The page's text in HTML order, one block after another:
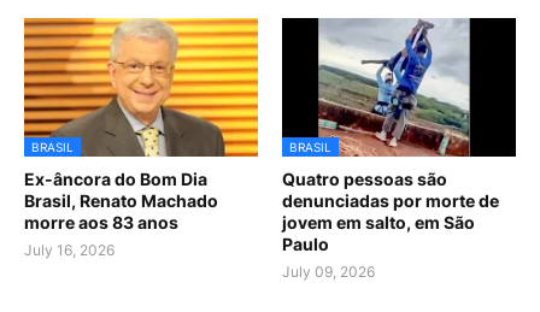
BRASIL
Ex-âncora do Bom Dia
Brasil, Renato Machado
morre aos 83 anos
July 16, 2026
BRASIL
Quatro pessoas são
denunciadas por morte de
jovem em salto, em São
Paulo
July 09, 2026